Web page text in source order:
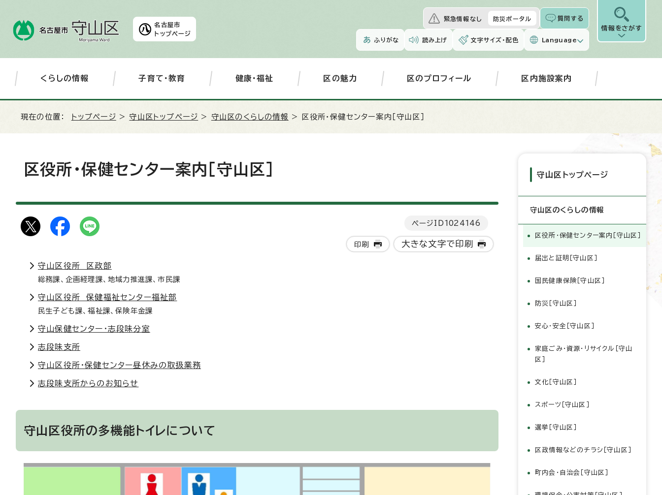
名古屋市
トップページ
緊急情報なし 防災ポータル 質問する
ふりがな 読み上げ 文字サイズ・配色 Language
情報をさがす
くらしの情報 子育て・教育 健康・福祉 区の魅力 区のプロフィール 区内施設案内
現在の位置： トップページ >守山区トップページ > 守山区のくらしの情報 > 区役所・保健センター案内［守山区］
区役所・保健センター案内［守山区］
ページID 1024146
印刷 大きな文字で印刷
守山区役所 区政部
総務課、企画経理課、地域力推進課、市民課
守山区役所 保健福祉センター福祉部
民生子ども課、福祉課、保険年金課
守山保健センター・志段味分室
志段味支所
守山区役所・保健センター昼休みの取扱業務
志段味支所からのお知らせ
守山区役所の多機能トイレについて
守山区トップページ
守山区のくらしの情報
区役所・保健センター案内［守山区］
届出と証明［守山区］
国民健康保険［守山区］
防災［守山区］
安心・安全［守山区］
家庭ごみ・資源・リサイクル［守山
区］
文化［守山区］
スポーツ［守山区］
選挙［守山区］
区政情報などのチラシ［守山区］
町内会・自治会［守山区］